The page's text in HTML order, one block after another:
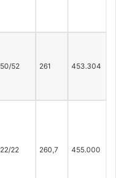
50/52 261 453.304
22/22 260,7 455.000